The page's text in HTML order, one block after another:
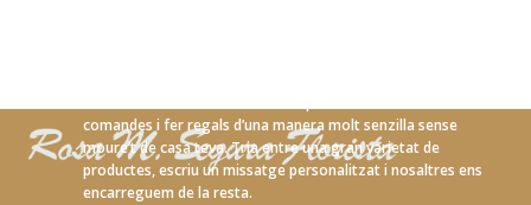
comandes i fer regals d’una manera molt senzilla sense
moure’t de casa teva. Tria entre una gran varietat de
productes, escriu un missatge personalitzat i nosaltres ens
encarreguem de la resta.